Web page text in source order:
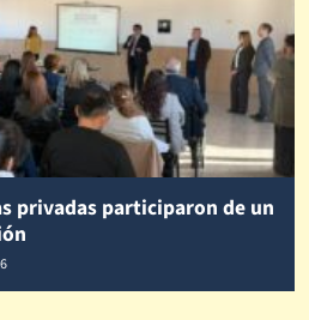
privadas participaron de un